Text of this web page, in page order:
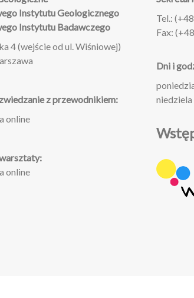
Instytutu Geologicznego
Instytutu Badawczego
4 (wejście od ul. Wiśniowej)
z przewodnikiem:
online
online
Tel.:
Fax:
Dni i